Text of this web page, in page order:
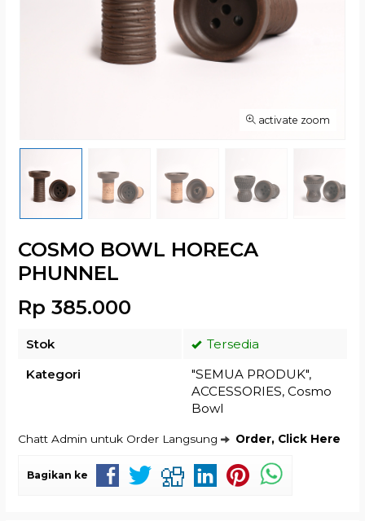
activate zoom
COSMO BOWL HORECA
PHUNNEL
Rp 385.000
Stok
Tersedia
Kategori
"SEMUA PRODUK",
ACCESSORIES, Cosmo
Bowl
Chatt Admin untuk Order Langsung Order, Click Here
Bagikan ke